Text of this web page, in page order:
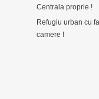
Centrala proprie !
Refugiu urban cu
camere !